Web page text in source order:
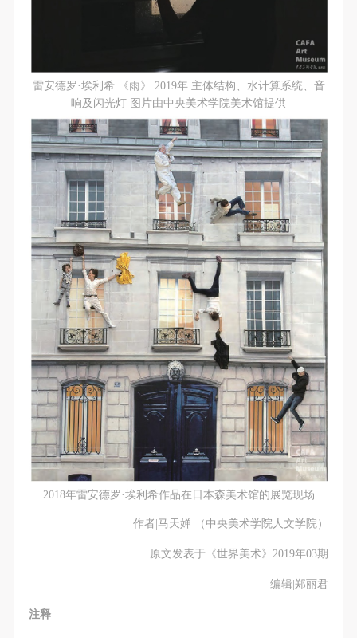
雷安德罗·埃利希 《雨》 2019年 主体结构、水计算系统、音
响及闪光灯 图片由中央美术学院美术馆提供
2018年雷安德罗·埃利希作品在日本森美术馆的展览现场
作者|马天婵 （中央美术学院人文学院）
原文发表于《世界美术》2019年03期
编辑|郑丽君
注释